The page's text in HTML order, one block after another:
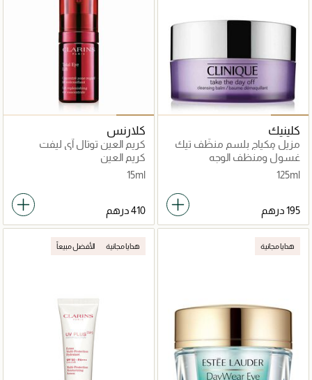
كلينيك
مزيل مكياج بلسم منظّف تيك
ذا داي أوف 125مل
غسول ومنظف الوجه
125ml
كلارنس
كريم العين توتال آي ليفت
لمحاربة التجاعيد 15مل
كريم العين
15ml
هدايا مجانية هدايا مجانية الأفضل مبيعاً